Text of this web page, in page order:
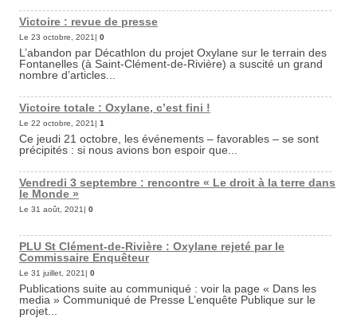
Victoire : revue de presse
Le 23 octobre, 2021| 0
L’abandon par Décathlon du projet Oxylane sur le terrain des
Fontanelles (à Saint-Clément-de-Rivière) a suscité un grand
nombre d’articles...
Victoire totale : Oxylane, c’est fini !
Le 22 octobre, 2021| 1
Ce jeudi 21 octobre, les événements – favorables – se sont
précipités : si nous avions bon espoir que...
Vendredi 3 septembre : rencontre « Le droit à la terre dans
le Monde »
Le 31 août, 2021| 0
PLU St Clément-de-Rivière : Oxylane rejeté par le
Commissaire Enquêteur
Le 31 juillet, 2021| 0
Publications suite au communiqué : voir la page « Dans les
media » Communiqué de Presse L’enquête Publique sur le
projet...